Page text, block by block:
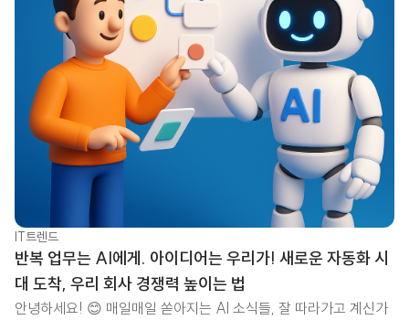
IT트렌드
반복 업무는 AI에게. 아이디어는 우리가! 새로운 자동화 시
대 도착, 우리 회사 경쟁력 높이는 법
안녕하세요! 😊 매일매일 쏟아지는 AI 소식들, 잘 따라가고 계신가